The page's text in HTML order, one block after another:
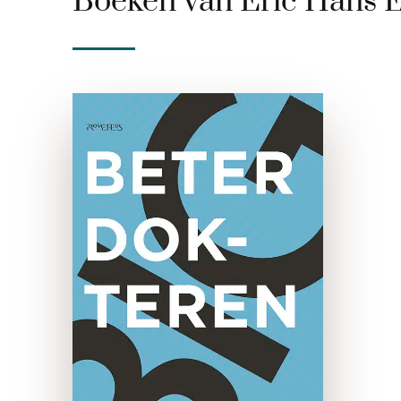
Beter dokteren
paperback
Hoe weet een patiënt of de
dokter goed is in zijn vak? En
wie kan dat beoordelen? De
politiek, overheid,
patiëntenorganisaties en
media oefenden druk uit op
dokters en ziekenhuizen …